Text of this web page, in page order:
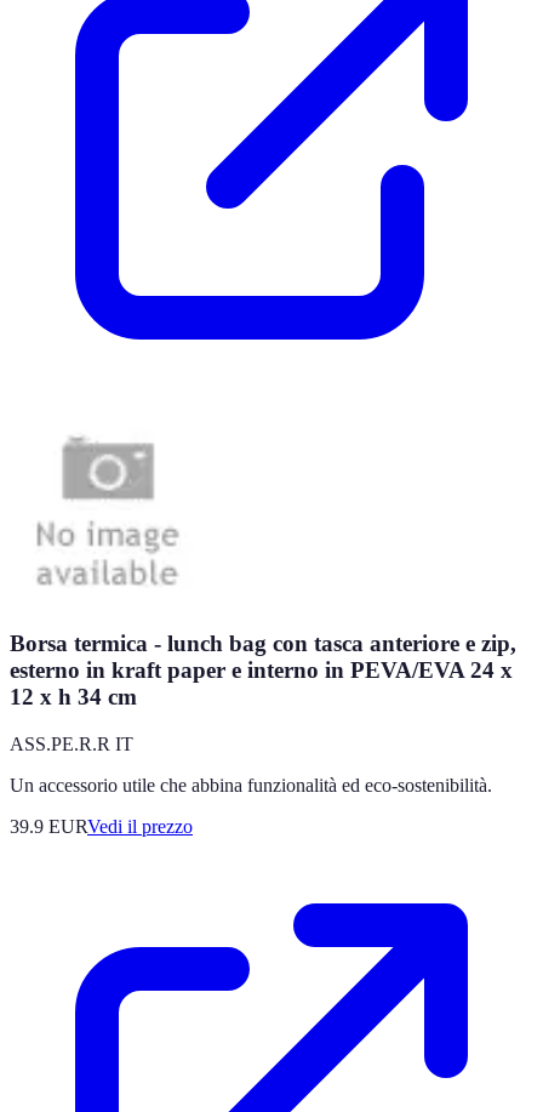
Borsa termica - lunch bag con tasca anteriore e zip,
esterno in kraft paper e interno in PEVA/EVA 24 x
12 x h 34 cm
ASS.PE.R.R IT
Un accessorio utile che abbina funzionalità ed eco-sostenibilità.
39.9 EURVedi il prezzo